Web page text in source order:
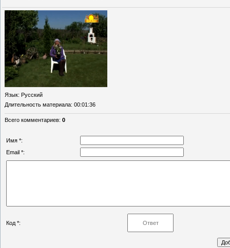
Язык: Русский
Длительность материала: 00:01:36
Всего комментариев: 0
Имя *:
Email *:
Код *: